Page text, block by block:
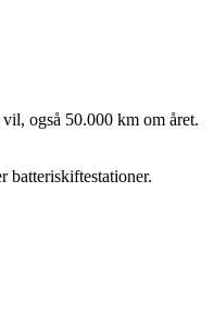
også 50.000 km om året.
batteriskiftestationer.